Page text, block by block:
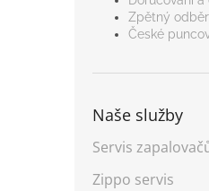
Zpětný
České
Naše služby
Servis
Zippo servis